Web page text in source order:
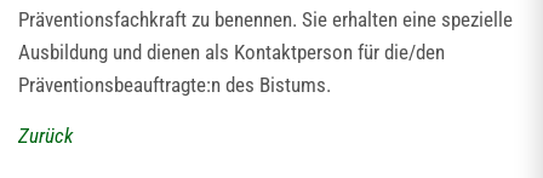
Präventionsfachkraft zu benennen. Sie erhalten eine spezielle
Ausbildung und dienen als Kontaktperson für die/den
Präventionsbeauftragte:n des Bistums.
Zurück